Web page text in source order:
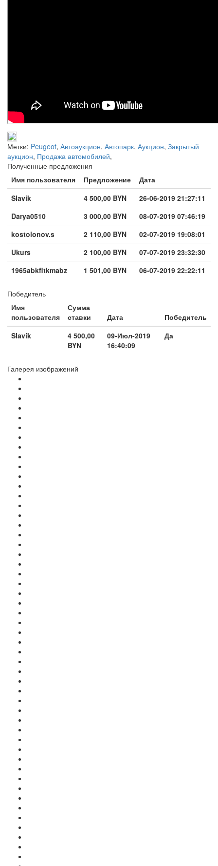
Метки: Peugeot, Автоаукцион, Автопарк, Аукцион, Закрытый
аукцион, Продажа автомобилей,
Полученные предложения
Имя пользователя
Предложение
Дата
Slavik
4 500,00 BYN
26-06-2019 21:27:11
Darya0510
3 000,00 BYN
08-07-2019 07:46:19
kostolonov.s
2 110,00 BYN
02-07-2019 19:08:01
Ukurs
2 100,00 BYN
07-07-2019 23:32:30
1965abkfltkmabz
1 501,00 BYN 06-07-2019 22:22:11
Победитель
Имя
пользователя
Сумма
ставки
Дата
Победитель
Slavik
4 500,00
BYN
09-Июл-2019
16:40:09
Да
Галерея изображений